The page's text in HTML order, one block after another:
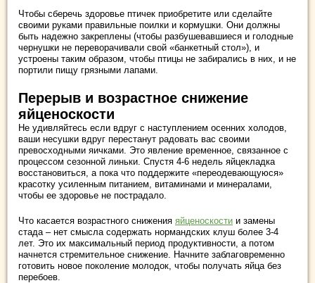
Чтобы сберечь здоровье птичек приобретите или сделайте
своими руками правильные поилки и кормушки. Они должны
быть надежно закреплены (чтобы разбушевавшиеся и голодные
чернушки не переворачивали свой «банкетный стол»), и
устроены таким образом, чтобы птицы не забирались в них, и не
портили пищу грязными лапами.
Перерыв и возрастное снижение
яйценоскости
Не удивляйтесь если вдруг с наступлением осенних холодов,
ваши несушки вдруг перестанут радовать вас своими
превосходными яичками. Это явление временное, связанное с
процессом сезонной линьки. Спустя 4-6 недель яйцекладка
восстановиться, а пока что поддержите «переодевающуюся»
красотку усиленным питанием, витаминами и минералами,
чтобы ее здоровье не пострадало.
Что касается возрастного снижения яйценоскости и замены
стада – нет смысла содержать нормандских клуш более 3-4
лет. Это их максимальный период продуктивности, а потом
начнется стремительное снижение. Начните заблаговременно
готовить новое поколение молодок, чтобы получать яйца без
перебоев.